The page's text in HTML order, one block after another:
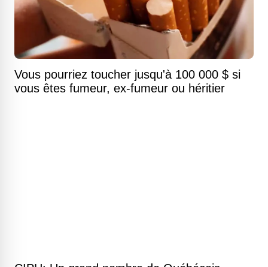
Vous pourriez toucher jusqu'à 100 000 $ si
vous êtes fumeur, ex-fumeur ou héritier